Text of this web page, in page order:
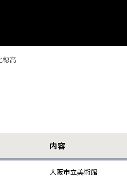
穂高
内容
大阪市立美術館